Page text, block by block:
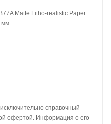
Matte Litho-realistic Paper
мм
справочный
офертой. Информация о его